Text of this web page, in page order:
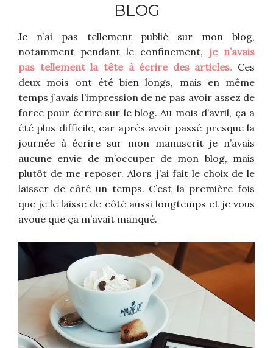
BLOG
Je n’ai pas tellement publié sur mon blog,
notamment pendant le confinement, je n’avais
pas tellement la tête à écrire des articles. Ces
deux mois ont été bien longs, mais en même
temps j’avais l’impression de ne pas avoir assez de
force pour écrire sur le blog. Au mois d’avril, ça a
été plus difficile, car après avoir passé presque la
journée à écrire sur mon manuscrit je n’avais
aucune envie de m’occuper de mon blog, mais
plutôt de me reposer. Alors j’ai fait le choix de le
laisser de côté un temps. C’est la première fois
que je le laisse de côté aussi longtemps et je vous
avoue que ça m’avait manqué.